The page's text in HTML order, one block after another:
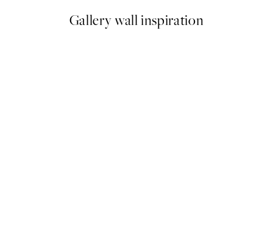
Gallery wall inspiration